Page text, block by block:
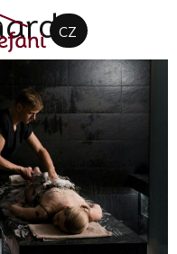
CZ
DE
EN